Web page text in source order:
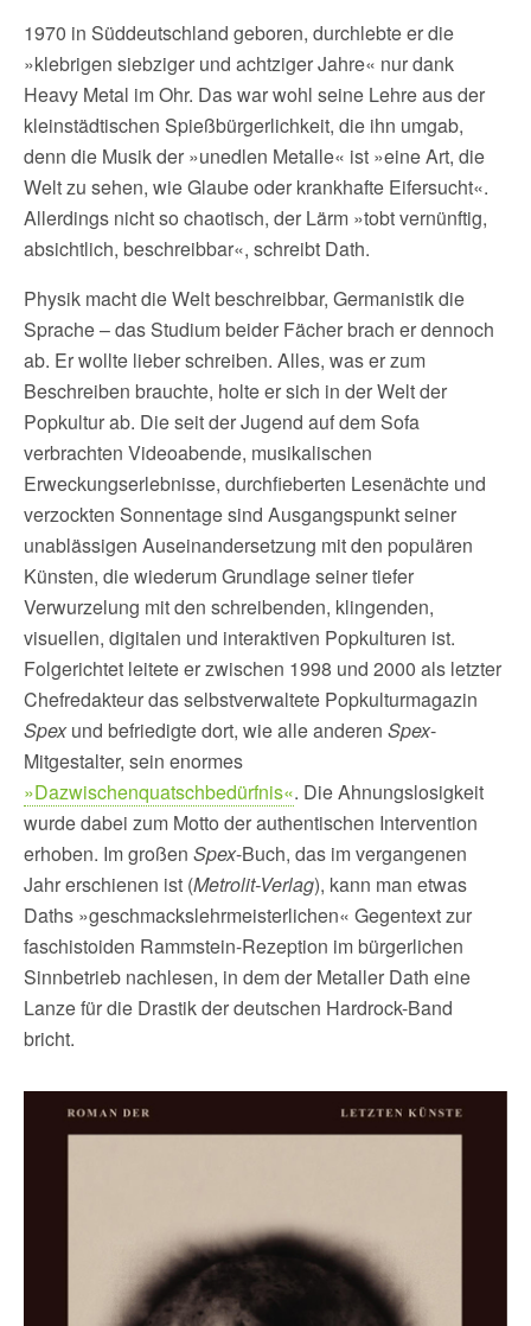
1970 in Süddeutschland geboren, durchlebte er die
»klebrigen siebziger und achtziger Jahre« nur dank
Heavy Metal im Ohr. Das war wohl seine Lehre aus der
kleinstädtischen Spießbürgerlichkeit, die ihn umgab,
denn die Musik der »unedlen Metalle« ist »eine Art, die
Welt zu sehen, wie Glaube oder krankhafte Eifersucht«.
Allerdings nicht so chaotisch, der Lärm »tobt vernünftig,
absichtlich, beschreibbar«, schreibt Dath.
Physik macht die Welt beschreibbar, Germanistik die
Sprache – das Studium beider Fächer brach er dennoch
ab. Er wollte lieber schreiben. Alles, was er zum
Beschreiben brauchte, holte er sich in der Welt der
Popkultur ab. Die seit der Jugend auf dem Sofa
verbrachten Videoabende, musikalischen
Erweckungserlebnisse, durchfieberten Lesenächte und
verzockten Sonnentage sind Ausgangspunkt seiner
unablässigen Auseinandersetzung mit den populären
Künsten, die wiederum Grundlage seiner tiefer
Verwurzelung mit den schreibenden, klingenden,
visuellen, digitalen und interaktiven Popkulturen ist.
Folgerichtet leitete er zwischen 1998 und 2000 als letzter
Chefredakteur das selbstverwaltete Popkulturmagazin
Spexund befriedigte dort, wie alle anderen Spex-
Mitgestalter, sein enormes
»Dazwischenquatschbedürfnis«. Die Ahnungslosigkeit
wurde dabei zum Motto der authentischen Intervention
erhoben. Im großen Spex-Buch, das im vergangenen
Jahr erschienen ist (Metrolit-Verlag), kann man etwas
Daths »geschmackslehrmeisterlichen« Gegentext zur
faschistoiden Rammstein-Rezeption im bürgerlichen
Sinnbetrieb nachlesen, in dem der Metaller Dath eine
Lanze für die Drastik der deutschen Hardrock-Band
bricht.